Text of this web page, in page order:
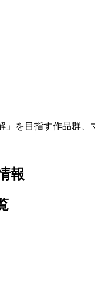
を目指す作品群、
報